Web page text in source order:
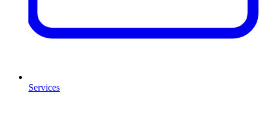
Services